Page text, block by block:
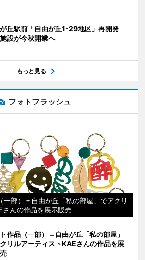
丘駅前「自由が丘1-29地区」再開発
設が今秋開業へ
もっと見る
フォトフラッシュ
一部）＝自由が丘「私の部屋」でアクリ
さんの作品を展示販売
作品（一部）＝自由が丘「私の部屋」
リルアーティストKAEさんの作品を展